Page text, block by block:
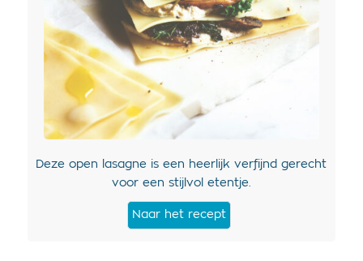
Deze open lasagne is een heerlijk verfijnd gerecht
voor een stijlvol etentje.
Naar het recept